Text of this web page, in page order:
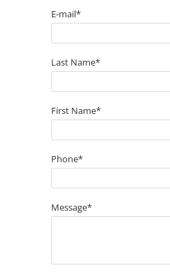
E-mail*
Last Name*
First Name*
Phone*
Message*